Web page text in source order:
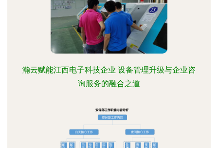
瀚云赋能江西电子科技企业 设备管理升级与企业咨
询服务的融合之道